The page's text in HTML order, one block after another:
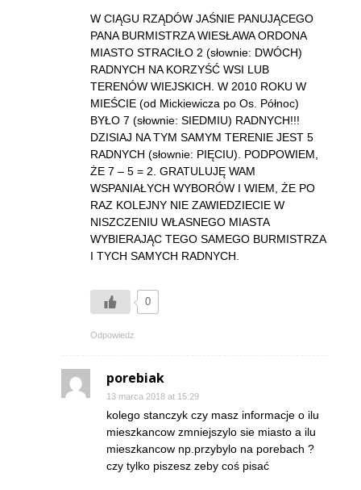
W CIĄGU RZĄDÓW JAŚNIE PANUJĄCEGO
PANA BURMISTRZA WIESŁAWA ORDONA
MIASTO STRACIŁO 2 (słownie: DWÓCH)
RADNYCH NA KORZYŚĆ WSI LUB
TERENÓW WIEJSKICH. W 2010 ROKU W
MIEŚCIE (od Mickiewicza po Os. Północ)
BYŁO 7 (słownie: SIEDMIU) RADNYCH!!!
DZISIAJ NA TYM SAMYM TERENIE JEST 5
RADNYCH (słownie: PIĘCIU). PODPOWIEM,
ŻE 7 – 5 = 2. GRATULUJĘ WAM
WSPANIAŁYCH WYBORÓW I WIEM, ŻE PO
RAZ KOLEJNY NIE ZAWIEDZIECIE W
NISZCZENIU WŁASNEGO MIASTA
WYBIERAJĄC TEGO SAMEGO BURMISTRZA
I TYCH SAMYCH RADNYCH.
0
Odpowiedz
porebiak
13 marca 2018 at 15:29
kolego stanczyk czy masz informacje o ilu
mieszkancow zmniejszylo sie miasto a ilu
mieszkancow np.przybylo na porebach ?
czy tylko piszesz zeby coś pisać